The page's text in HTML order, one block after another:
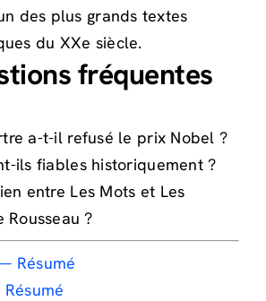
des plus grands textes
du XXe siècle.
fréquentes
a-t-il refusé le prix Nobel ?
ils fiables historiquement ?
entre Les Mots et Les
Rousseau ?
Résumé